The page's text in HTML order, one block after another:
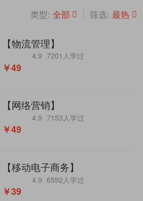
类型: 全部 筛选: 最热
【物流管理】
4.9 7201人学过
￥49
【网络营销】
4.9 7153人学过
￥49
【移动电子商务】
4.9 6592人学过
￥39